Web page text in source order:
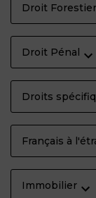
Droit Forestier
Droit Pénal
Droits
Français à
Immobilier